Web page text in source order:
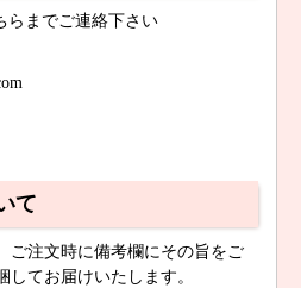
らまでご連絡下さい
て
ご注文時に備考欄にその旨をご
てお届けいたします。